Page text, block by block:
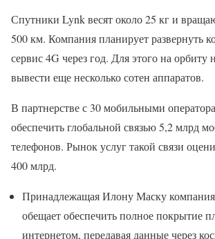
Спутники Lynk весят около 25 кг и
500 км. Компания планирует развернуть
сервис 4G через год. Для этого на орбиту
вывести еще несколько сотен аппаратов.
В партнерстве с 30 мобильными
обеспечить глобальной связью 5,2 млрд
телефонов. Рынок услуг такой связи
400 млрд.
Принадлежащая Илону Маску
обещает обеспечить полное покрытие
интернетом, передавая данные через